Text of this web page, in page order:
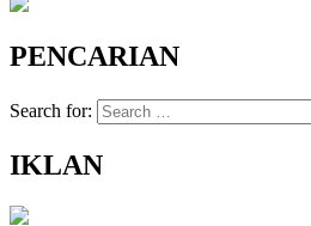
PENCARIAN
Search for:
IKLAN